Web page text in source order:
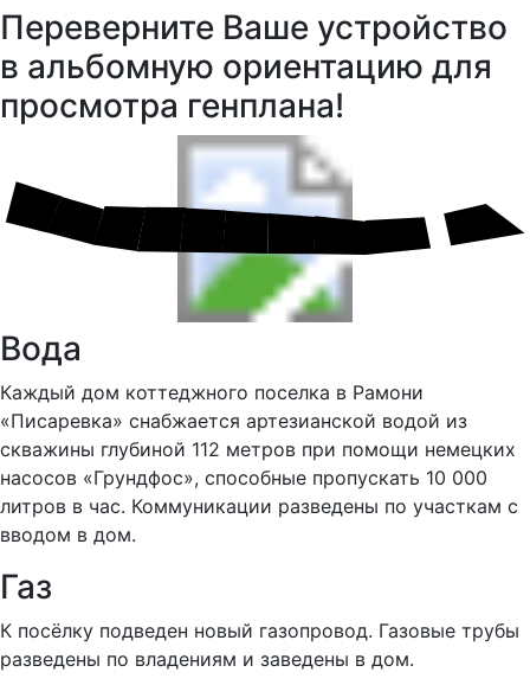
Переверните Ваше устройство
в альбомную ориентацию для
просмотра генплана!
Вода
Каждый дом коттеджного поселка в Рамони
«Писаревка» снабжается артезианской водой из
скважины глубиной 112 метров при помощи немецких
насосов «Грундфос», способные пропускать 10 000
литров в час. Коммуникации разведены по участкам с
вводом в дом.
Газ
К посёлку подведен новый газопровод. Газовые трубы
разведены по владениям и заведены в дом.